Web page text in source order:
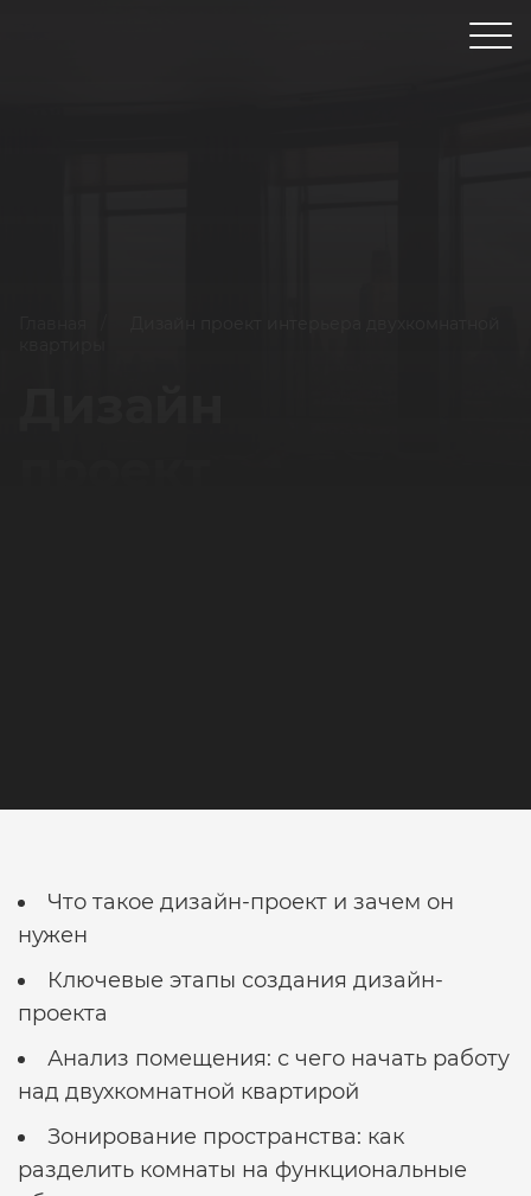
Что такое дизайн-проект и зачем он
нужен
Ключевые этапы создания дизайн-
проекта
Анализ помещения: с чего начать работу
над двухкомнатной квартирой
Зонирование пространства: как
разделить комнаты на функциональные